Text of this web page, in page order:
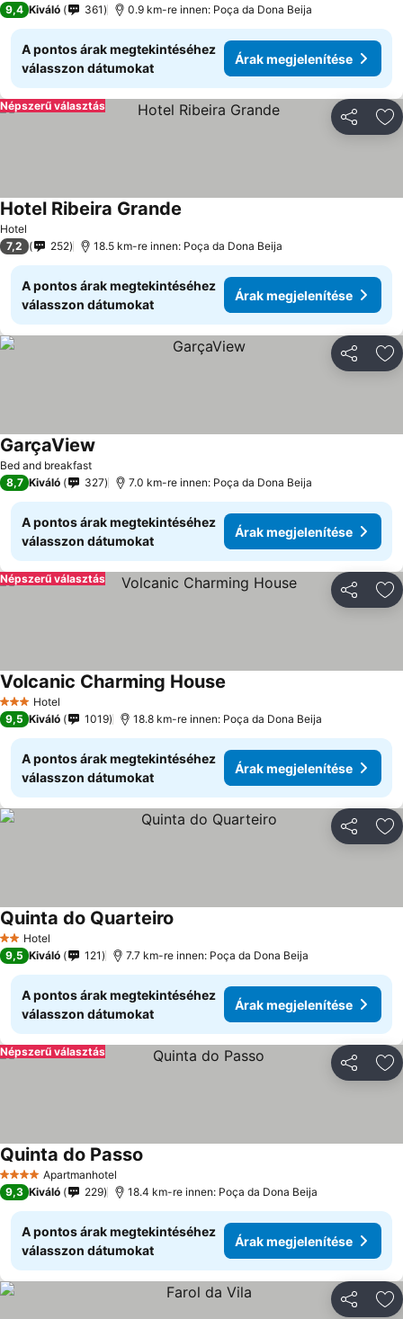
9,4 Kiváló 361 0.9 km-re innen: Poça da Dona Beija
A pontos árak megtekintéséhez
válasszon dátumokat
Árak megjelenítése
Népszerű választás
Hotel
Hotel Ribeira Grande
7,2 252 18.5 km-re innen: Poça da Dona Beija
A pontos árak megtekintéséhez
válasszon dátumokat
Árak megjelenítése
Bed and breakfast
GarçaView
8,7 Kiváló 327 7.0 km-re innen: Poça da Dona Beija
A pontos árak megtekintéséhez
válasszon dátumokat
Árak megjelenítése
Népszerű választás
3 Kategória
Hotel
Volcanic Charming House
9,5 Kiváló 1019 18.8 km-re innen: Poça da Dona Beija
A pontos árak megtekintéséhez
válasszon dátumokat
Árak megjelenítése
2 Kategória
Hotel
Quinta do Quarteiro
9,5 Kiváló 121 7.7 km-re innen: Poça da Dona Beija
A pontos árak megtekintéséhez
válasszon dátumokat
Árak megjelenítése
Népszerű választás
4 KategóriaApartmanhotel
Quinta do Passo
9,3 Kiváló 229 18.4 km-re innen: Poça da Dona Beija
A pontos árak megtekintéséhez
válasszon dátumokat
Árak megjelenítése